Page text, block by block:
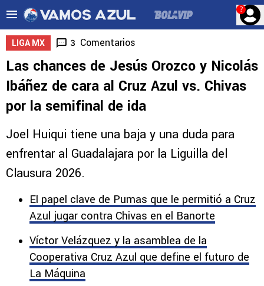
?
LIGA MX 3 Comentarios
Las chances de Jesús Orozco y Nicolás
Ibáñez de cara al Cruz Azul vs. Chivas
por la semifinal de ida
Joel Huiqui tiene una baja y una duda para
enfrentar al Guadalajara por la Liguilla del
Clausura 2026.
El papel clave de Pumas que le permitió a Cruz
Azul jugar contra Chivas en el Banorte
Víctor Velázquez y la asamblea de la
Cooperativa Cruz Azul que define el futuro de
La Máquina